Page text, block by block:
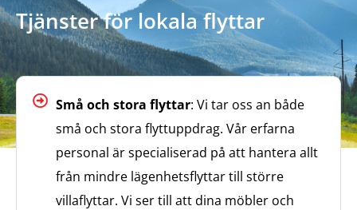
Tjänster för lokala flyttar
Små och stora flyttar: Vi tar oss an både
små och stora flyttuppdrag. Vår erfarna
personal är specialiserad på att hantera allt
från mindre lägenhetsflyttar till större
villaflyttar. Vi ser till att dina möbler och